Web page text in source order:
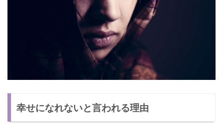
幸せになれないと言われる理由